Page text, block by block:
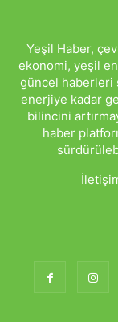
Yeşil Haber,
ekonomi, yeşil
güncel haberleri
enerjiye kadar
bilincini
haber